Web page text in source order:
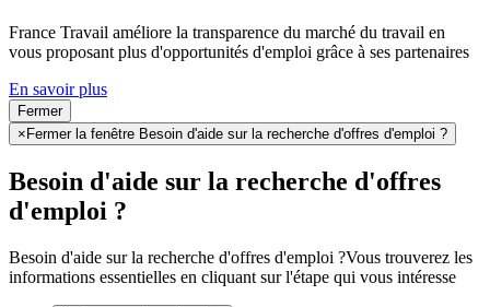
France Travail améliore la transparence du marché du travail en
vous proposant plus d'opportunités d'emploi grâce à ses partenaires
En savoir plus
Fermer
× Fermer la fenêtre Besoin d'aide sur la recherche d'offres d'emploi ?
Besoin d'aide sur la recherche d'offres
d'emploi ?
Besoin d'aide sur la recherche d'offres d'emploi ?Vous trouverez les
informations essentielles en cliquant sur l'étape qui vous intéresse